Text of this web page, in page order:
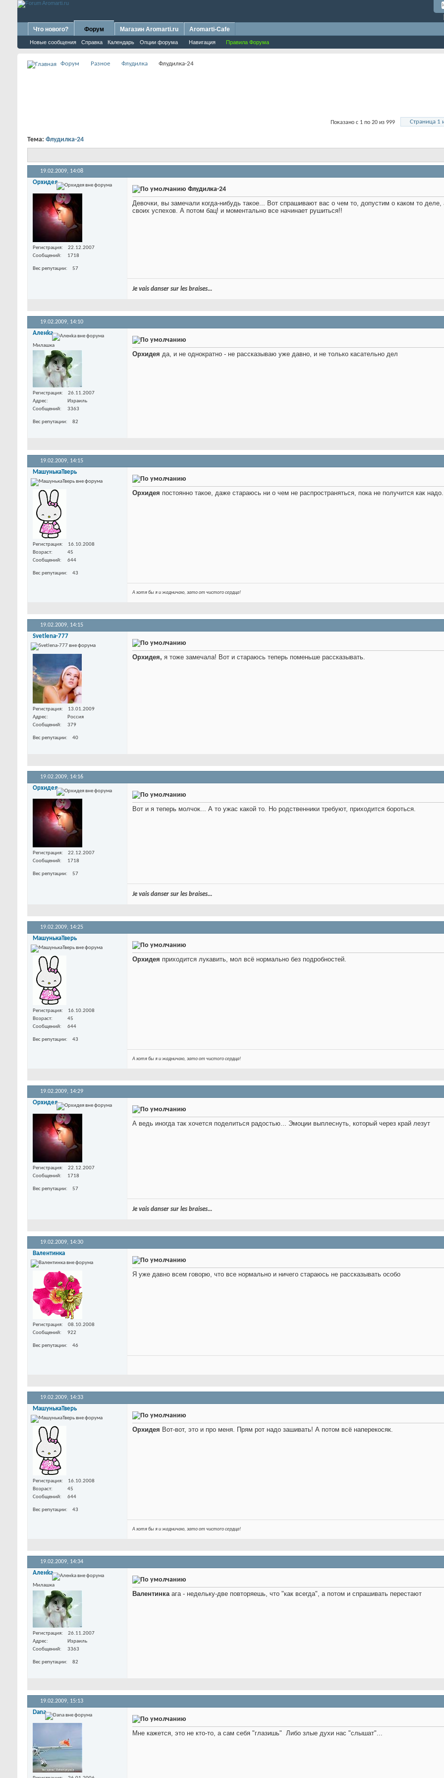
Что нового? Форум
Новые сообщения Справка Календарь Опции форума Навигация Правила Форума
Магазин Aromarti.ru Aromarti-Cafe
Форум Разное Флудилка Флудилка-24
Страница 1
Показано с 1 по 20 из 999
Тема: Флудилка-24
19.02.2009, 14:08
Орхидея
Регистрация
22.12.2007
Сообщений
1718
Вес репутации 57
Флудилка-24
Девочки, вы замечали когда-нибудь такое... Вот спрашивают вас о чем то, допустим о каком то
своих успехов. А потом бац! и моментально все начинает рушиться!!
Je vais danser sur les braises...
19.02.2009, 14:10
Аленka
Милашка
Регистрация
26.11.2007
Адрес
Израиль
Сообщений
3363
Вес репутации 82
Орхидея да, и не однократно - не рассказываю уже давно, и не только касательно дел
19.02.2009, 14:15
МашунькаТверь
Регистрация
16.10.2008
Возраст
45
Сообщений
644
Вес репутации 43
Орхидея постоянно такое, даже стараюсь ни о чем не распространяться, пока не получится как надо.
А хотя бы я и жадничаю, зато от чистого сердца!
19.02.2009, 14:15
Svetlena-777
Регистрация
13.01.2009
Адрес
Россия
Сообщений
379
Вес репутации 40
Орхидея, я тоже замечала! Вот и стараюсь теперь поменьше рассказывать.
19.02.2009, 14:16
Орхидея
Регистрация
22.12.2007
Сообщений
1718
Вес репутации 57
Вот и я теперь молчок... А то ужас какой то. Но родственники требуют, приходится бороться.
Je vais danser sur les braises...
19.02.2009, 14:25
МашунькаТверь
Регистрация
16.10.2008
Возраст
45
Сообщений
644
Вес репутации 43
Орхидея приходится лукавить, мол всё нормально без подробностей.
А хотя бы я и жадничаю, зато от чистого сердца!
19.02.2009, 14:29
Орхидея
Регистрация
22.12.2007
Сообщений
1718
Вес репутации 57
А ведь иногда так хочется поделиться радостью... Эмоции выплеснуть, который через край лезут
Je vais danser sur les braises...
19.02.2009, 14:30
Валентинка
Регистрация
08.10.2008
Сообщений
922
Вес репутации 46
Я уже давно всем говорю, что все нормально и ничего стараюсь не рассказывать особо
19.02.2009, 14:33
МашунькаТверь
Регистрация
16.10.2008
Возраст
45
Сообщений
644
Вес репутации 43
Орхидея Вот-вот, это и про меня. Прям рот надо зашивать! А потом всё наперекосяк.
А хотя бы я и жадничаю, зато от чистого сердца!
19.02.2009, 14:34
Аленka
Милашка
Регистрация
26.11.2007
Адрес
Израиль
Сообщений
3363
Вес репутации 82
Валентинкаага - недельку-две повторяешь, что "как всегда", а потом и спрашивать перестают
19.02.2009, 15:13
Dana
Мне кажется, это не кто-то, а сам себя "глазишь" Либо злые духи нас "слышат"...